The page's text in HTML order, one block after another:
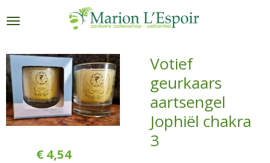
direct
de
hoofdinhoud
Votief
geurkaars
aartsengel
Jophiël chakra
3
€ 4,54